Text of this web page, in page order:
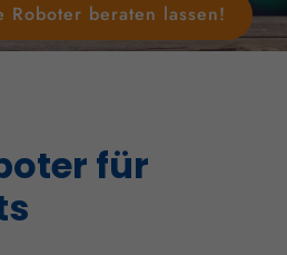
Roboter beraten lassen!
für